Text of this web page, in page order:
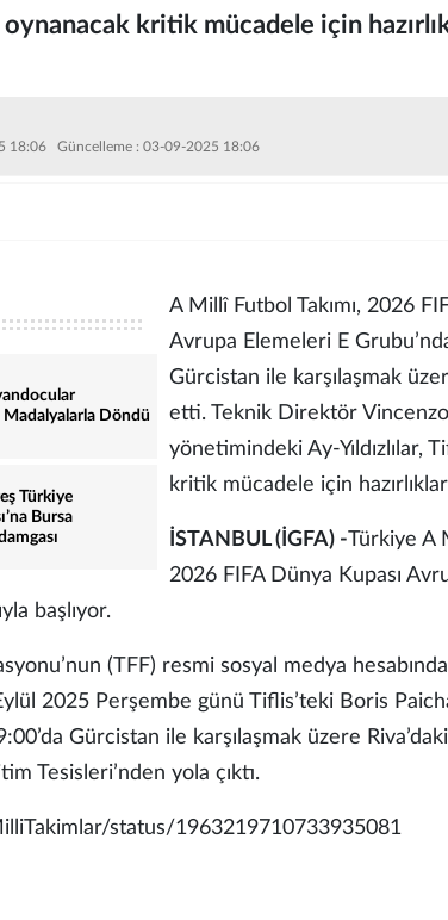
oynanacak kritik mücadele için
18:06 Güncelleme : 03-09-2025 18:06
Madalyalarla Döndü
Türkiye
Bursa
A Millî Futbol Takımı, 2026
Avrupa Elemeleri E
Gürcistan ile karşılaşmak
etti. Teknik Direktör
yönetimindeki Ay-Yıldızlılar,
kritik mücadele için
İSTANBUL (İGFA) - Türkiye A
2026 FIFA Dünya Kupası
başlıyor.
(TFF) resmi sosyal medya
2025 Perşembe günü Tiflis’teki Boris
Gürcistan ile karşılaşmak üzere
Tesisleri’nden yola çıktı.
status/1963219710733935081